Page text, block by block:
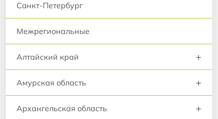
Санкт-Петербург
Межрегиональные
Алтайский край +
Амурская область +
Архангельская область +